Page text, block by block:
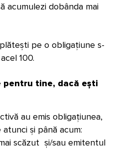
acumulezi dobânda mai
pe o obligațiune s-
100.
pentru tine, dacă ești
au emis obligațiunea,
și până acum:
scăzut și/sau emitentul